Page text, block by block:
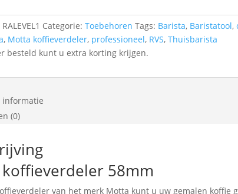
RALEVEL1 Categorie:Toebehoren Tags: Barista, Baristatool,
, Motta koffieverdeler, professioneel, RVS,Thuisbarista
besteld kunt u extra korting krijgen.
informatie
(0)
58mm
van het merk Motta kunt u uw gemalen